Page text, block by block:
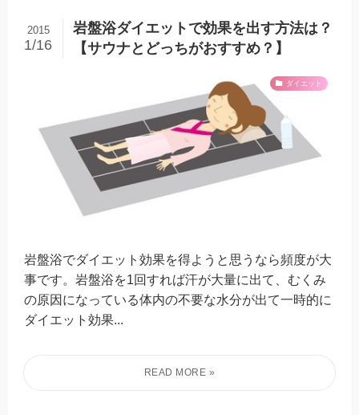
岩盤浴ダイエットで効果を出す方法は？
【サウナとどっちがおすすめ？】
2015
1/16
ダイエット
岩盤浴でダイエット効果を得ようと思うなら頻度が大
事です。岩盤浴を1回すれば汗が大量に出て、むくみ
の原因になっている体内の不要な水分が出て一時的に
ダイエット効果...